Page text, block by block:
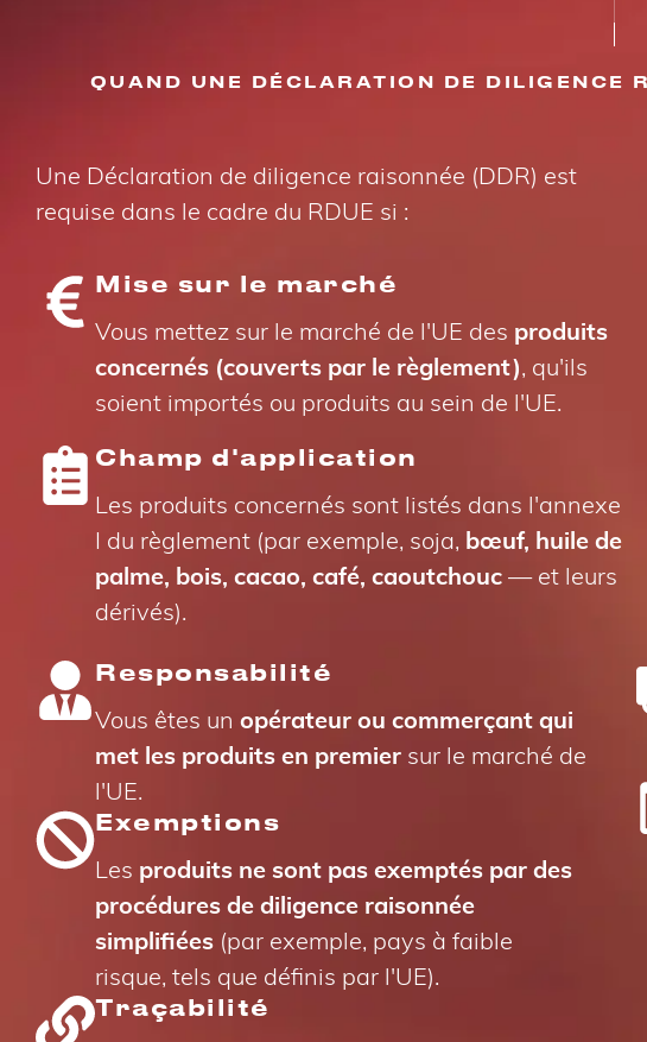
QUAND UNE DÉCLARATION DE DILIGENCE
Une Déclaration de diligence raisonnée (DDR) est
requise dans le cadre du RDUE si :
Mise sur le marché
Vous mettez sur le marché de l'UE des produits
concernés (couverts par le règlement), qu'ils
soient importés ou produits au sein de l'UE.
Champ d'application
Les produits concernés sont listés dans l'annexe
I du règlement (par exemple, soja, bœuf, huile de
palme, bois, cacao, café, caoutchouc — et leurs
dérivés).
Responsabilité
Vous êtes un opérateur ou commerçant qui
met les produits en premier sur le marché de
l'UE.
Exemptions
Les produits ne sont pas exemptés par des
procédures de diligence raisonnée
simplifiées (par exemple, pays à faible
risque, tels que définis par l'UE).
Traçabilité